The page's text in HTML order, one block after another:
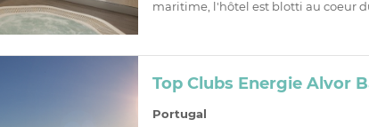
maritime, l'hôtel est blotti au coeur
Top Clubs Energie Alvor
Portugal